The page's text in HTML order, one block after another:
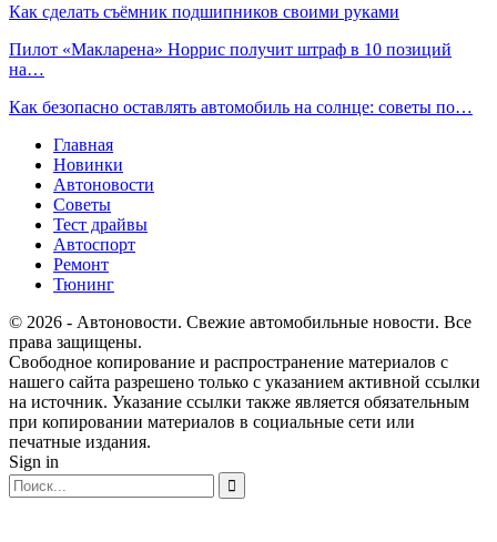
Как сделать съёмник подшипников своими руками
Пилот «Макларена» Норрис получит штраф в 10 позиций
на…
Как безопасно оставлять автомобиль на солнце: советы по…
Главная
Новинки
Автоновости
Советы
Тест драйвы
Автоспорт
Ремонт
Тюнинг
© 2026 - Автоновости. Свежие автомобильные новости. Все
права защищены.
Свободное копирование и распространение материалов с
нашего сайта разрешено только с указанием активной ссылки
на источник. Указание ссылки также является обязательным
при копировании материалов в социальные сети или
печатные издания.
Sign in